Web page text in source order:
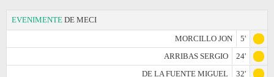
EVENIMENTE DE MECI
MORCILLO JON
5'
ARRIBAS SERGIO
24'
DE LA FUENTE MIGUEL
32'